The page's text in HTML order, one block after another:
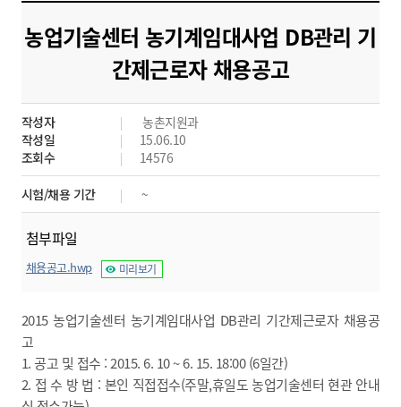
도
시
군
산
농업기술센터 농기계임대사업 DB관리 기
간제근로자 채용공고
작성자
농촌지원과
작성일
15.06.10
조회수
14576
시험/채용 기간 ~
첨부파일
채용공고.hwp 미리보기
2015 농업기술센터 농기계임대사업 DB관리 기간제근로자 채용공
고
1. 공고 및 접수 : 2015. 6. 10 ~ 6. 15. 18:00 (6일간)
2. 접 수 방 법 : 본인 직접접수(주말,휴일도 농업기술센터 현관 안내